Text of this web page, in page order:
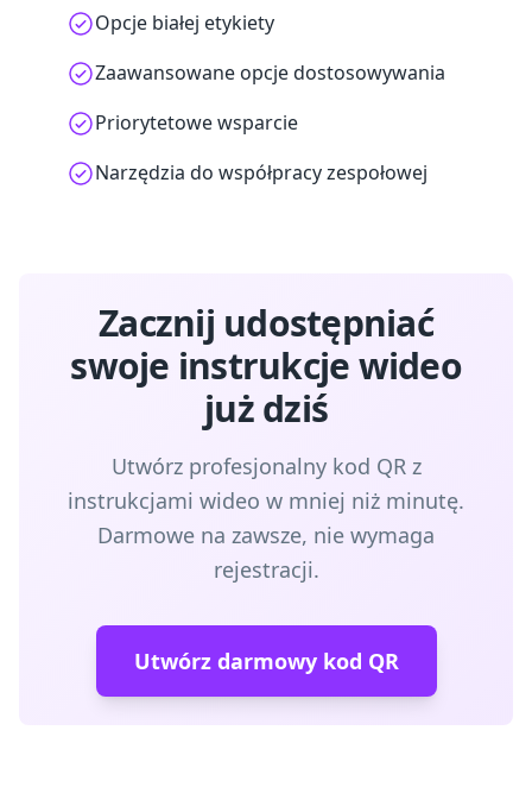
Opcje białej etykiety
Zaawansowane opcje dostosowywania
Priorytetowe wsparcie
Narzędzia do współpracy zespołowej
Zacznij udostępniać
swoje instrukcje wideo
już dziś
Utwórz profesjonalny kod QR z
instrukcjami wideo w mniej niż minutę.
Darmowe na zawsze, nie wymaga
rejestracji.
Utwórz darmowy kod QR